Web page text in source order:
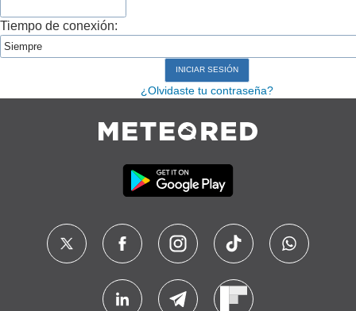
Tiempo de conexión:
¿Olvidaste tu contraseña?